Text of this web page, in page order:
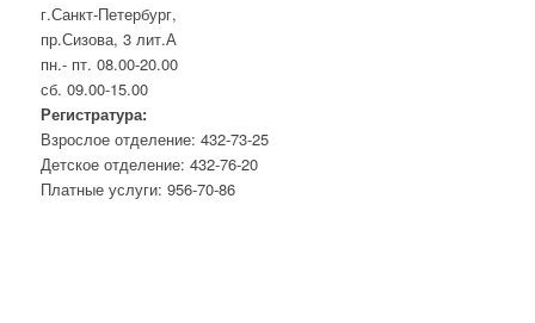
г.Санкт-Петербург,
пр.Сизова, 3 лит.А
пн.- пт. 08.00-20.00
сб. 09.00-15.00
Регистратура:
Взрослое отделение: 432-73-25
Детское отделение: 432-76-20
Платные услуги: 956-70-86